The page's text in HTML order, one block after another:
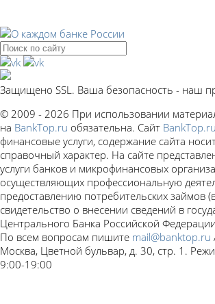
Защищено SSL. Ваша безопасность - наш
© 2009 - 2026 При использовании
на BankTop.ru обязательна. Сайт BankTop.ru
финансовые услуги, содержание сайта
справочный характер. На сайте
услуги банков и микрофинансовых
осуществляющих профессиональную
предоставлению потребительских
свидетельство о внесении сведений в
Центрального Банка Российской
По всем вопросам пишите mail@banktop.ru
Москва, Цветной бульвар, д. 30, стр. 1.
9:00-19:00